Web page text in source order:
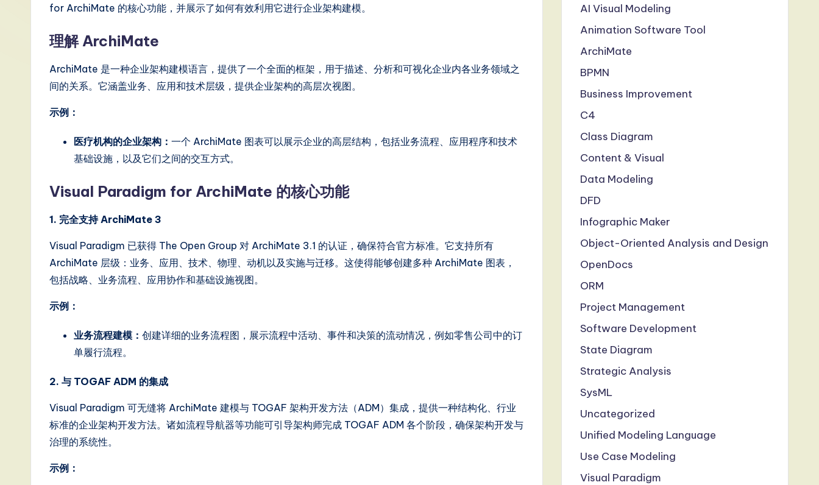
m
hi
for ArchiMate 的核心功能，并展示了如何有效利用它进行企业架构建模。
理解 ArchiMate
ArchiMate 是一种企业架构建模语言，提供了一个全面的框架，用于描述、分析和可视化企业内各业务领域之
间的关系。它涵盖业务、应用和技术层级，提供企业架构的高层次视图。
示例：
医疗机构的企业架构： 一个 ArchiMate 图表可以展示企业的高层结构，包括业务流程、应用程序和技术
基础设施，以及它们之间的交互方式。
Visual Paradigm for ArchiMate 的核心功能
1. 完全支持 ArchiMate 3
Visual Paradigm 已获得 The Open Group 对 ArchiMate 3.1 的认证，确保符合官方标准。它支持所有
ArchiMate 层级：业务、应用、技术、物理、动机以及实施与迁移。这使得能够创建多种 ArchiMate 图表，
包括战略、业务流程、应用协作和基础设施视图。
示例：
业务流程建模： 创建详细的业务流程图，展示流程中活动、事件和决策的流动情况，例如零售公司中的订
单履行流程。
2. 与 TOGAF ADM 的集成
Visual Paradigm 可无缝将 ArchiMate 建模与 TOGAF 架构开发方法（ADM）集成，提供一种结构化、行业
标准的企业架构开发方法。诸如流程导航器等功能可引导架构师完成 TOGAF ADM 各个阶段，确保架构开发与
治理的系统性。
示例：
AI Visual Modeling
Animation Software Tool
ArchiMate
BPMN
Business Improvement
C4
Class Diagram
Content & Visual
Data Modeling
DFD
Infographic Maker
Object-Oriented Analysis and Design
OpenDocs
ORM
Project Management
Software Development
State Diagram
Strategic Analysis
SysML
Uncategorized
Unified Modeling Language
Use Case Modeling
Visual Paradigm